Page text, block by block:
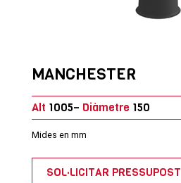
MANCHESTER
Alt 1005– Diàmetre 150
Mides en mm
SOL·LICITAR PRESSUPOST